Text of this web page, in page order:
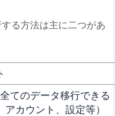
る方法は主に二つがあ
てのデータ移行できる
アカウント、設定等）